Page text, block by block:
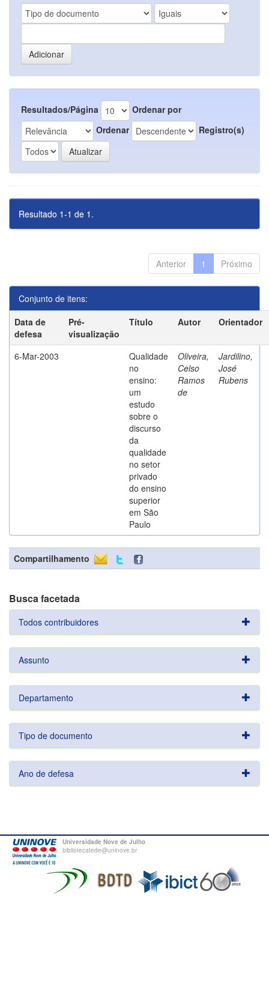
Resultados/Página
Ordenar por
Ordenar
Registro(s)
Resultado 1-1 de 1.
Anterior 1 Próximo
Conjunto de itens:
Data de
defesa
Pré-
visualização
Título Autor Orientador
6-Mar-2003
Qualidade
no
ensino:
um
estudo
sobre o
discurso
da
qualidade
no setor
privado
do ensino
superior
em São
Paulo
Oliveira,
Celso
Ramos
de
Jardilino,
José
Rubens
Compartilhamento
Busca facetada
Todos contribuidores
Assunto
Departamento
Tipo de documento
Ano de defesa
Universidade Nove de Julho
bibliotecatede@uninove.br